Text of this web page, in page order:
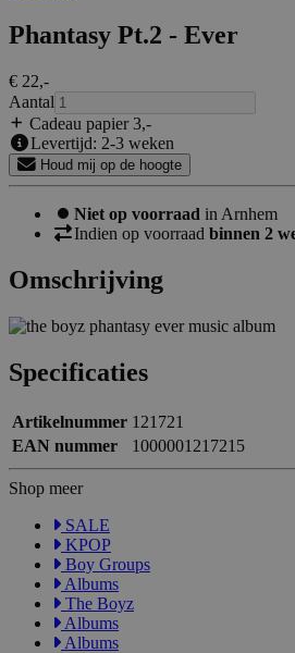
Phantasy Pt.2 - Ever
€ 22,-
Aantal
Cadeau papier 3,-
Levertijd: 2-3 weken
Houd mij op de hoogte
Niet op voorraad in Arnhem
Indien op voorraad binnen 2
Omschrijving
Specificaties
Artikelnummer 121721
EAN nummer
1000001217215
Shop meer
SALE
KPOP
Boy Groups
Albums
The Boyz
Albums
Albums